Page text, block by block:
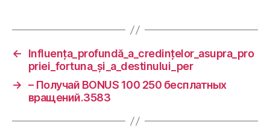
←
Influența_profundă_a_credințelor_asupra_pro
priei_fortuna_și_a_destinului_per
→ – Получай BONUS 100 250 бесплатных
вращений.3583